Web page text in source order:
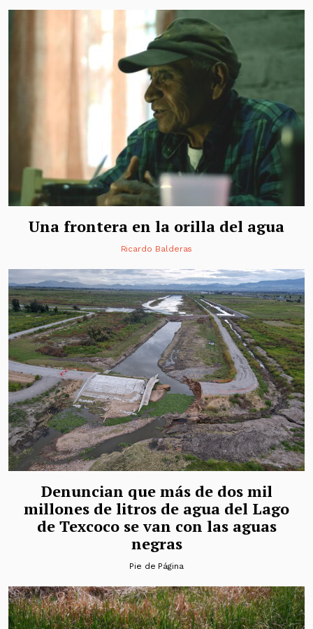
Una frontera en la orilla del agua
Ricardo Balderas
Denuncian que más de dos mil
millones de litros de agua del Lago
de Texcoco se van con las aguas
negras
Pie de Página